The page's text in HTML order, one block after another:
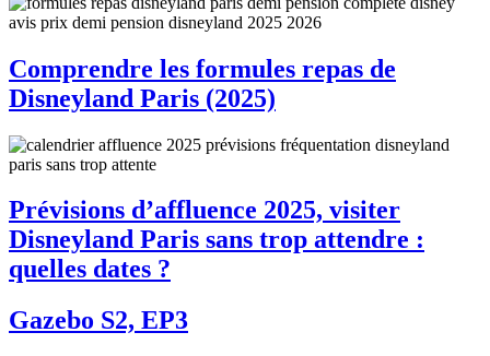
Comprendre les formules repas de
Disneyland Paris (2025)
Prévisions d’affluence 2025, visiter
Disneyland Paris sans trop attendre :
quelles dates ?
Gazebo S2, EP3